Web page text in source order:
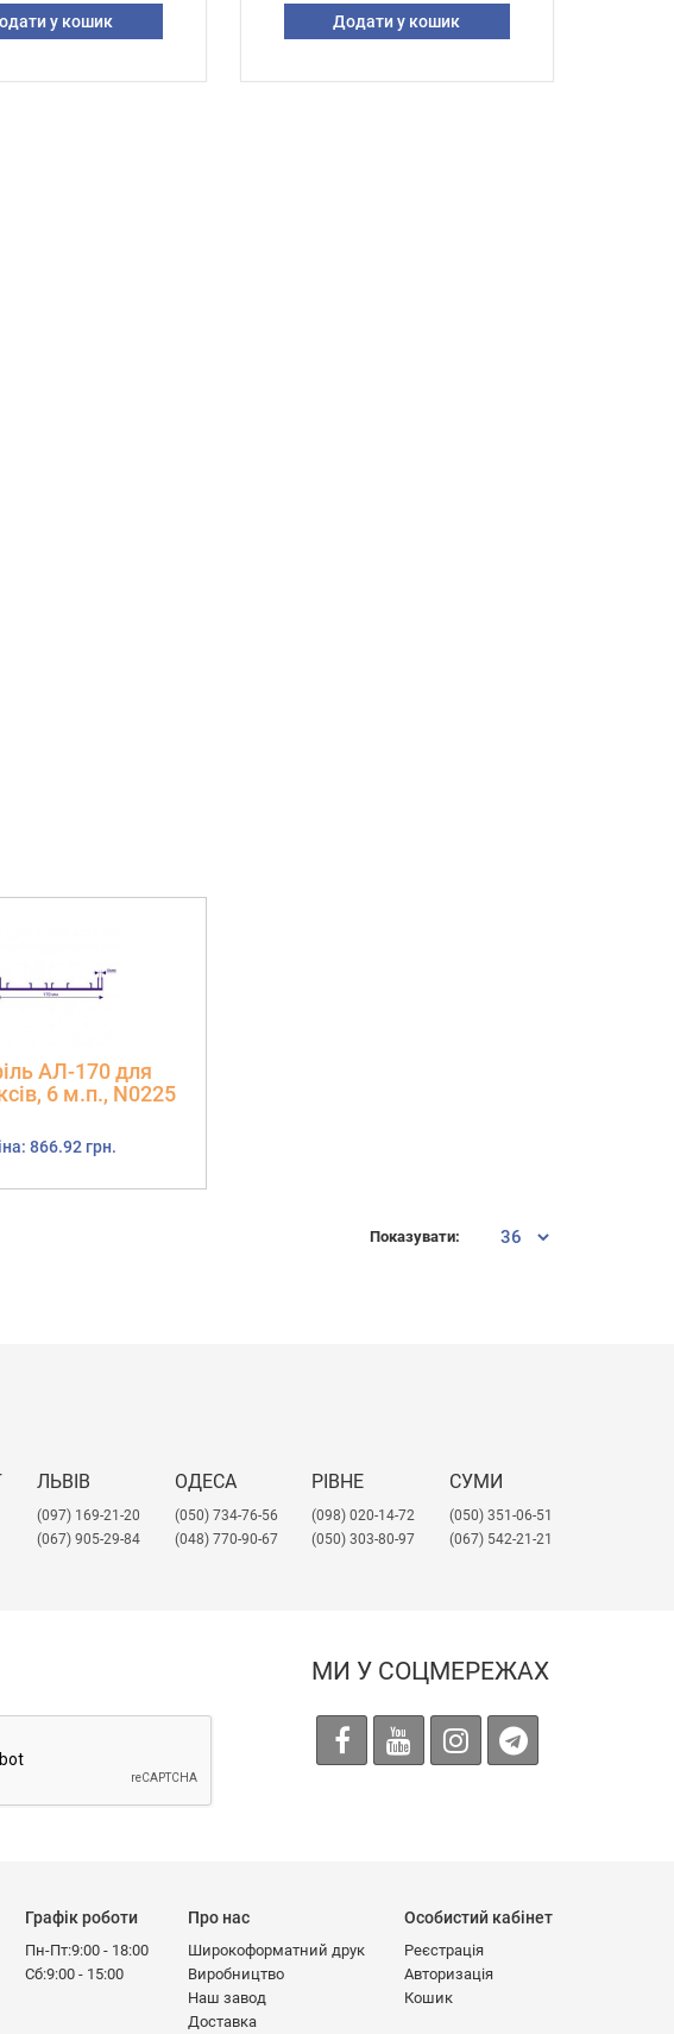
у кошик Додати у кошик
АЛ-170 для
6 м.п., N0225
866.92 грн.
Показувати:
ЛЬВІВ
​(097) 169-21-20
(067) 905-29-84
ОДЕСА
(050) 734-76-56
(048) 770-90-67
РІВНЕ
(098) 020-14-72
(050) 303-80-97
СУМИ
(050) 351-06-51
(067) 542-21-21
МИ У СОЦМЕРЕЖАХ
Графік роботи
Пн-Пт:9:00 - 18:00
Сб:9:00 - 15:00
Про нас
Широкоформатний друк
Виробництво
Наш завод
Доставка
Особистий кабінет
Реєстрація
Авторизація
Кошик